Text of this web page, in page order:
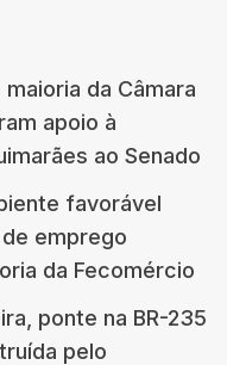
da Câmara
apoio à
ao Senado
favorável
emprego
da Fecomércio
ponte na BR-235
pelo